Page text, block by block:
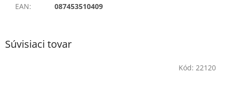
Súvisiaci tovar
Kód: 22120
EAN: 087453510409